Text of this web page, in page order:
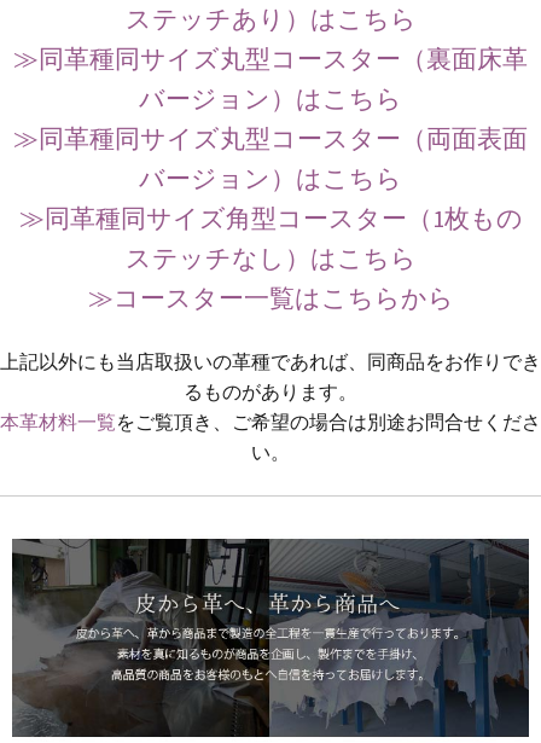
ステッチあり）はこちら
≫同革種同サイズ丸型コースター（裏面床革
バージョン）はこちら
≫同革種同サイズ丸型コースター（両面表面
バージョン）はこちら
≫同革種同サイズ角型コースター（1枚もの
ステッチなし）はこちら
≫コースター一覧はこちらから
上記以外にも当店取扱いの革種であれば、同商品をお作りでき
るものがあります。
本革材料一覧をご覧頂き、ご希望の場合は別途お問合せくださ
い。